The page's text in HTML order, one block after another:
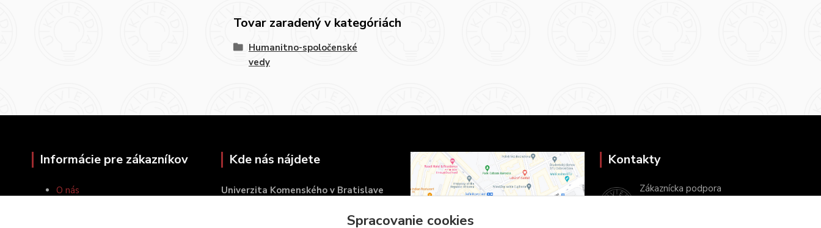
Tovar zaradený v kategóriách
Humanitno-spoločenské
vedy
Informácie pre zákazníkov
O nás
Kde nás nájdete
Univerzita Komenského v Bratislave
Kontakty
Zákaznícka podpora
Spracovanie cookies